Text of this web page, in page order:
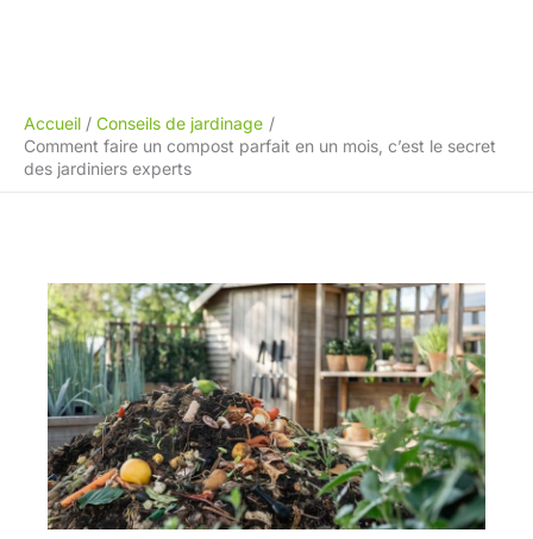
Accueil
Conseils de jardinage
Comment faire un compost parfait en un mois, c’est le secret
des jardiniers experts